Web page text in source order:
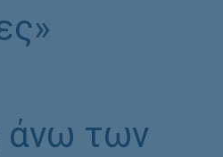
άνω των